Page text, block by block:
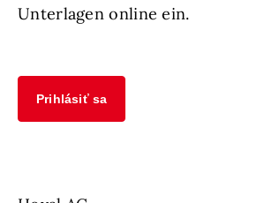
Unterlagen online ein.
Prihlásiť sa